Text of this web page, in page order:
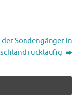
der Sondengänger in
rückläufig